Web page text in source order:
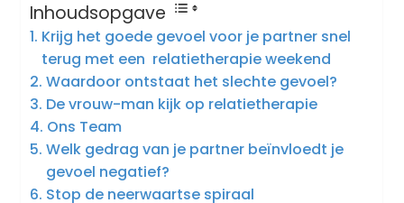
Inhoudsopgave
Krijg het goede gevoel voor je partner snel
terug met een relatietherapie weekend
Waardoor ontstaat het slechte gevoel?
De vrouw-man kijk op relatietherapie
Ons Team
Welk gedrag van je partner beïnvloedt je
gevoel negatief?
Stop de neerwaartse spiraal